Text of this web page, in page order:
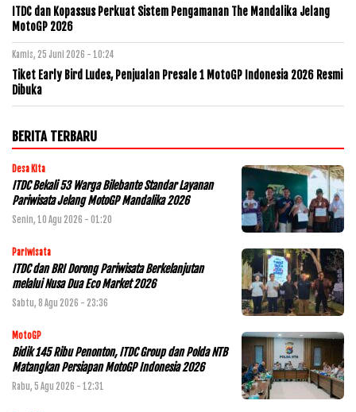
ITDC dan Kopassus Perkuat Sistem Pengamanan The Mandalika Jelang
MotoGP 2026
Kamis, 25 Juni 2026 - 10:24
Tiket Early Bird Ludes, Penjualan Presale 1 MotoGP Indonesia 2026 Resmi
Dibuka
BERITA TERBARU
Desa Kita
ITDC Bekali 53 Warga Bilebante Standar Layanan
Pariwisata Jelang MotoGP Mandalika 2026
Senin, 10 Agu 2026 - 01:20
Pariwisata
ITDC dan BRI Dorong Pariwisata Berkelanjutan
melalui Nusa Dua Eco Market 2026
Sabtu, 8 Agu 2026 - 23:36
MotoGP
Bidik 145 Ribu Penonton, ITDC Group dan Polda NTB
Matangkan Persiapan MotoGP Indonesia 2026
Rabu, 5 Agu 2026 - 12:31